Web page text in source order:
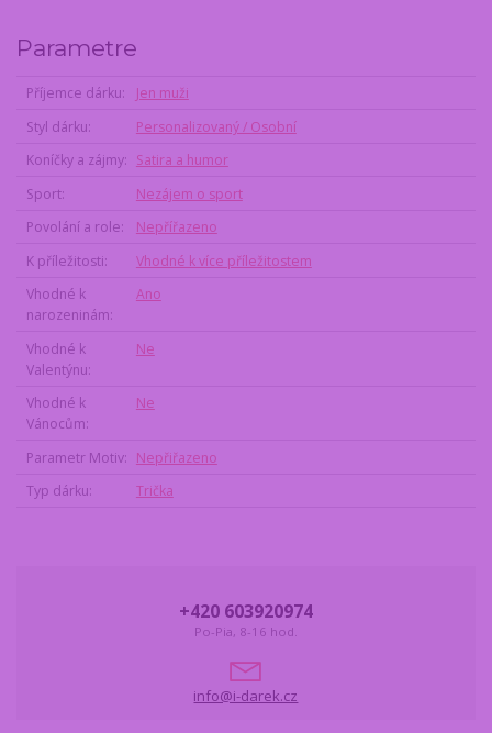
Parametre
Příjemce dárku
Jen muži
Styl dárku
Personalizovaný / Osobní
Koníčky a zájmy
Satira a humor
Sport
Nezájem o sport
Povolání a role
Nepřířazeno
K příležitosti
Vhodné k více příležitostem
Vhodné k
narozeninám
Ano
Vhodné k
Valentýnu
Ne
Vhodné k
Vánocům
Ne
Parametr Motiv
Nepřiřazeno
Typ dárku
Trička
+420 603920974
Po-Pia, 8-16 hod.
info@i-darek.cz